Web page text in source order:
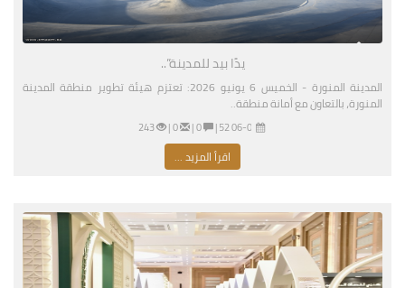
يدًا بيد للمدينة”..
المدينة المنورة - الخميس 6 يونيو 2026: تعتزم هيئة تطوير منطقة المدينة
المنورة، بالتعاون مع أمانة منطقة..
06-04-2026 04:52 مساءً |
0 |
0 |
243
اقرأ المزيد ...